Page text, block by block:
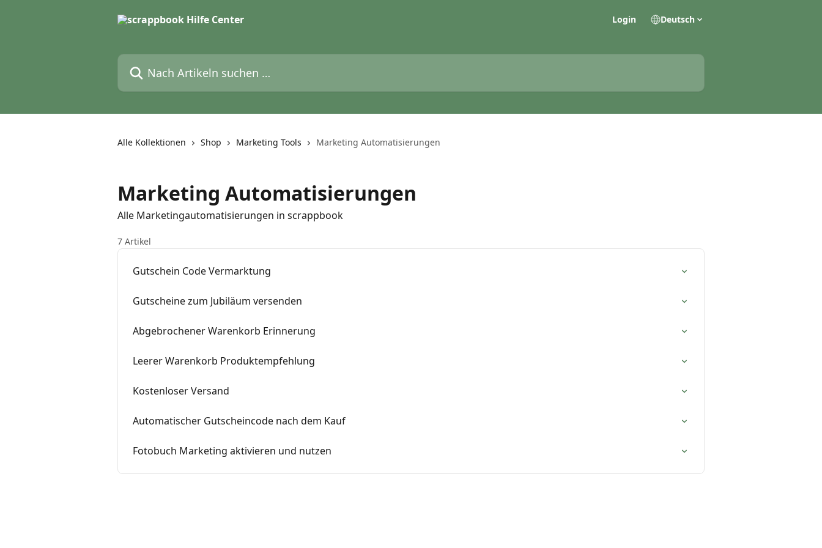
Login Deutsch
Nach Artikeln suchen …
Alle Kollektionen Shop Marketing Tools Marketing Automatisierungen
Marketing Automatisierungen
Alle Marketingautomatisierungen in scrappbook
7 Artikel
Gutschein Code Vermarktung
Gutscheine zum Jubiläum versenden
Abgebrochener Warenkorb Erinnerung
Leerer Warenkorb Produktempfehlung
Kostenloser Versand
Automatischer Gutscheincode nach dem Kauf
Fotobuch Marketing aktivieren und nutzen